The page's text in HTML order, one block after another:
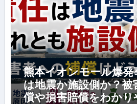
熊本イオンモール爆発
は地震か施設側か？被
償や損害賠償をわか